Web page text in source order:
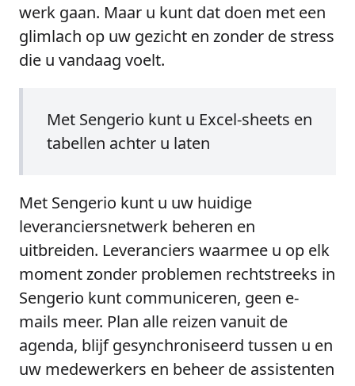
werk gaan. Maar u kunt dat doen met een
glimlach op uw gezicht en zonder de stress
die u vandaag voelt.
Met Sengerio kunt u Excel-sheets en
tabellen achter u laten
Met Sengerio kunt u uw huidige
leveranciersnetwerk beheren en
uitbreiden. Leveranciers waarmee u op elk
moment zonder problemen rechtstreeks in
Sengerio kunt communiceren, geen e-
mails meer. Plan alle reizen vanuit de
agenda, blijf gesynchroniseerd tussen u en
uw medewerkers en beheer de assistenten